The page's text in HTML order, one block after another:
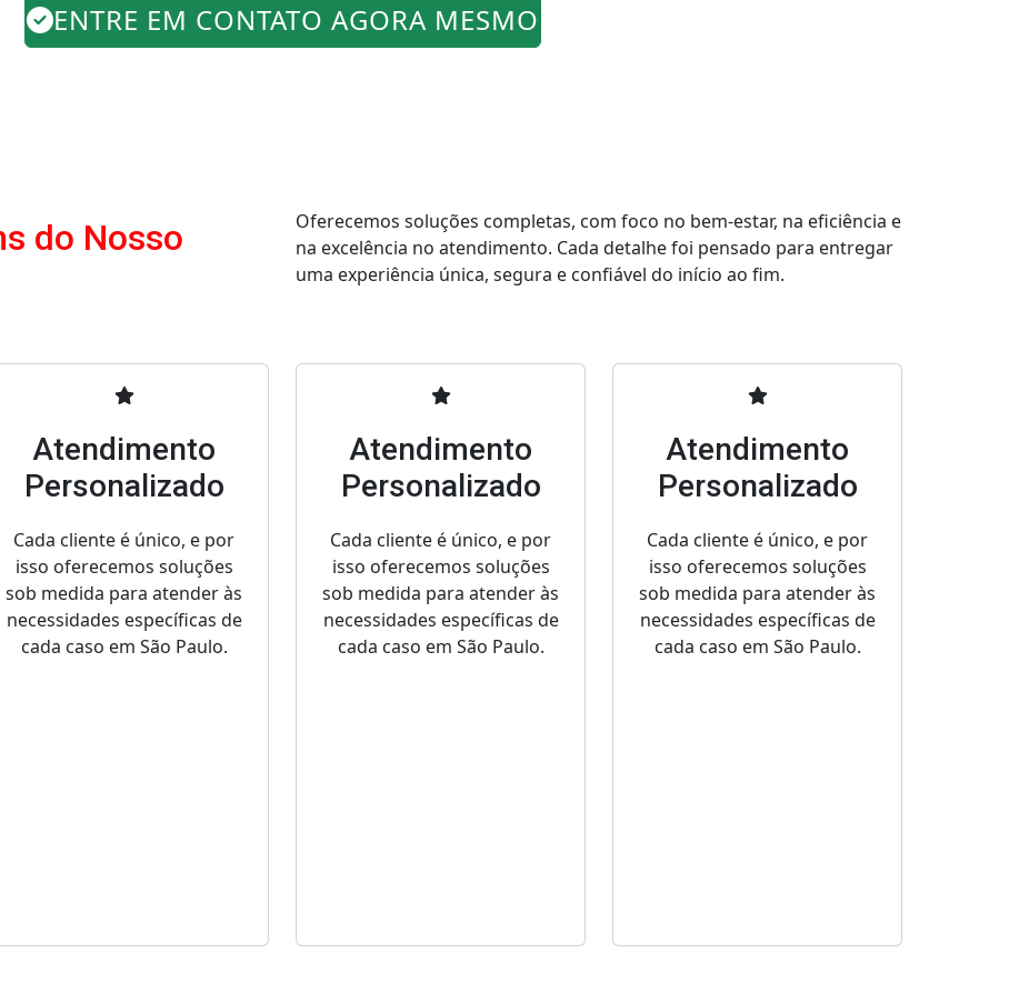
ENTRE EM CONTATO AGORA MESMO
do Nosso
Oferecemos soluções completas, com foco no bem-estar, na eficiência e
na excelência no atendimento. Cada detalhe foi pensado para entregar
uma experiência única, segura e confiável do início ao fim.
Atendimento
Personalizado
Cada cliente é único, e por
isso oferecemos soluções
sob medida para atender às
necessidades específicas de
cada caso em São Paulo.
Atendimento
Personalizado
Cada cliente é único, e por
isso oferecemos soluções
sob medida para atender às
necessidades específicas de
cada caso em São Paulo.
Atendimento
Personalizado
Cada cliente é único, e por
isso oferecemos soluções
sob medida para atender às
necessidades específicas de
cada caso em São Paulo.